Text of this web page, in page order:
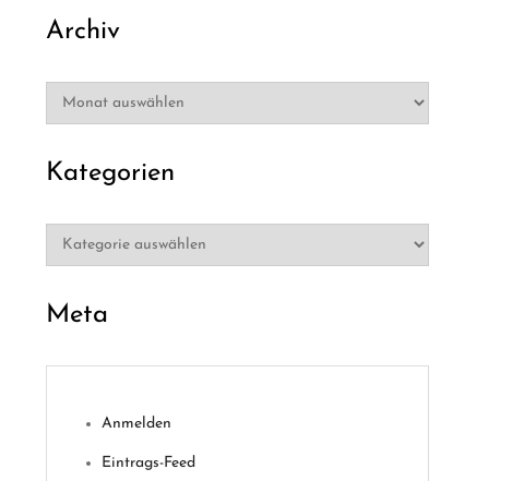
Archiv
Archiv
Kategorien
Kategorien
Meta
Anmelden
Eintrags-Feed